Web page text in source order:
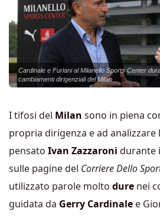
Cardinale e Furlani al Milanello Sports Center
cambiamenti dirigenziali del Milan
I tifosi del Milan sono in piena
propria dirigenza e ad analizzare
pensato Ivan Zazzaroni durante
sulle pagine del Corriere Dello
utilizzato parole molto dure nei
guidata da Gerry Cardinale e